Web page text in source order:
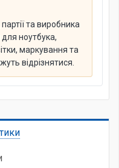
та виробника
для ноутбука,
маркування та
відрізнятися.